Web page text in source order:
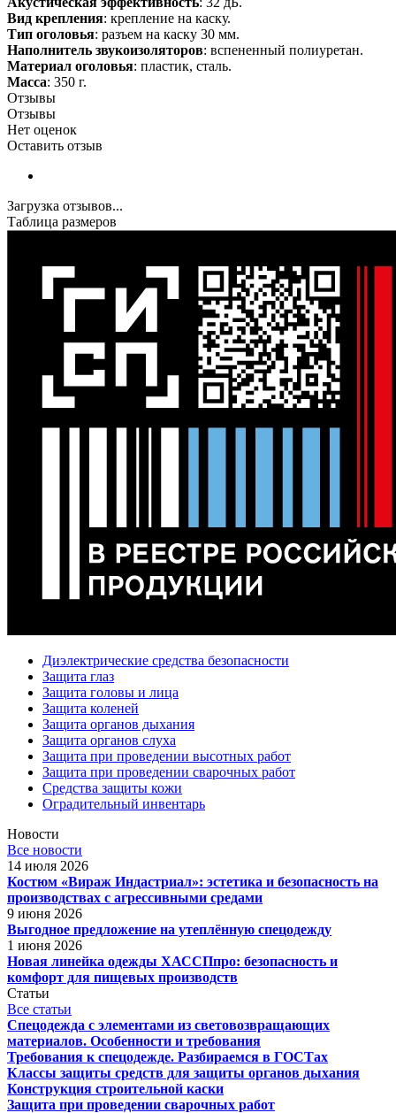
Вид крепления: крепление на каску.
Тип оголовья: разъем на каску 30 мм.
Наполнитель звукоизоляторов: вспененный полиуретан.
Материал оголовья: пластик, сталь.
Масса: 350 г.
Отзывы
Отзывы
Нет оценок
Оставить отзыв
Загрузка отзывов...
Таблица размеров
Диэлектрические средства безопасности
Защита глаз
Защита головы и лица
Защита коленей
Защита органов дыхания
Защита органов слуха
Защита при проведении высотных работ
Защита при проведении сварочных работ
Средства защиты кожи
Оградительный инвентарь
Новости
Все новости
14 июля 2026
Костюм «Вираж Индастриал»: эстетика и безопасность на
производствах с агрессивными средами
9 июня 2026
Выгодное предложение на утеплённую спецодежду
1 июня 2026
Новая линейка одежды ХАССПпро: безопасность и
комфорт для пищевых производств
Статьи
Все статьи
Спецодежда с элементами из световозвращающих
материалов. Особенности и требования
Требования к спецодежде. Разбираемся в ГОСТах
Классы защиты средств для защиты органов дыхания
Конструкция строительной каски
Защита при проведении сварочных работ